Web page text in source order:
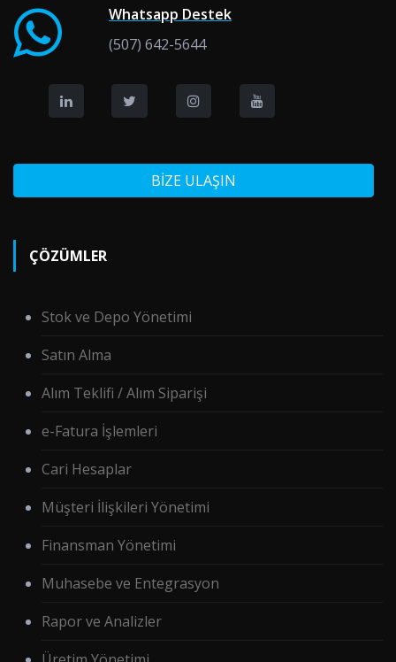
Whatsapp Destek
(507) 642-5644
BİZE ULAŞIN
ÇÖZÜMLER
Stok ve Depo Yönetimi
Satın Alma
Alım Teklifi / Alım Siparişi
e-Fatura İşlemleri
Cari Hesaplar
Müşteri İlişkileri Yönetimi
Finansman Yönetimi
Muhasebe ve Entegrasyon
Rapor ve Analizler